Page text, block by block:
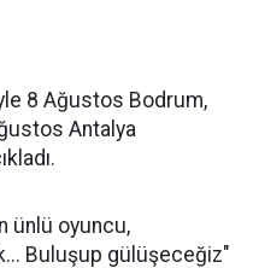
8 Ağustos Bodrum,
Antalya
ünlü oyuncu,
Buluşup gülüşeceğiz"